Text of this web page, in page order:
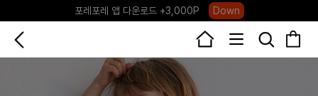
포레포레 앱 다운로드 +3,000P
Down
하우스오브캐러셀, 국내단독 프리오더(~8/10) Click